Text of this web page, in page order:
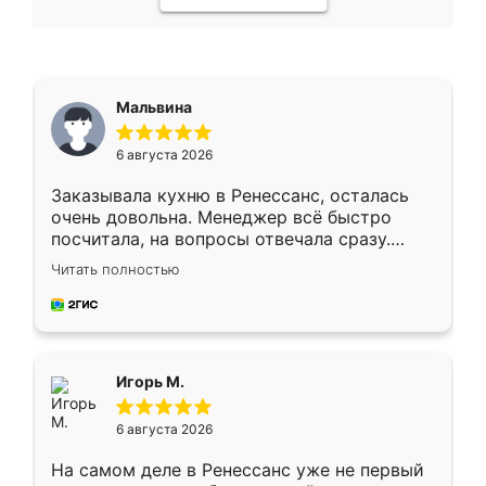
Мальвина
6 августа 2026
Заказывала кухню в Ренессанс, осталась
очень довольна. Менеджер всё быстро
посчитала, на вопросы отвечала сразу.
Замерщик приехал в субботу, подошёл к
делу со всей ответственностью. Собрали
за день, ребята работали аккуратно, даже
Читать полностью
Игорь М.
6 августа 2026
На самом деле в Ренессанс уже не первый